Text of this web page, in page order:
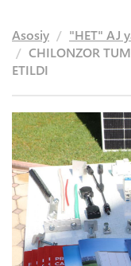
Asosiy
"HET" AJ
CHILONZOR
ETILDI